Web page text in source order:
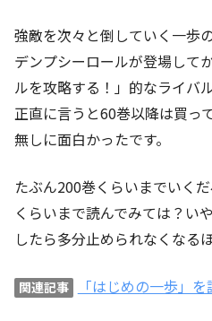
強敵を次々と倒していく一歩
デンプシーロールが登場して
ルを攻略する！」的なライバ
正直に言うと60巻以降は買っ
無しに面白かったです。
たぶん200巻くらいまでいく
くらいまで読んでみては？い
したら多分止められなくなる
関連記事 「はじめの一歩」